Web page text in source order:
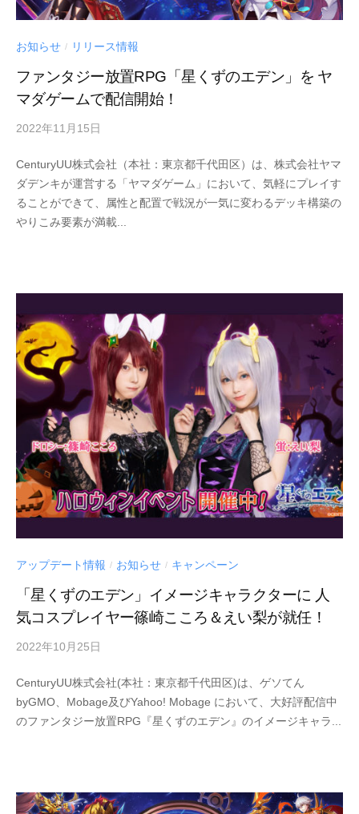
お知らせ / リリース情報
ファンタジー放置RPG「星くずのエデン」を ヤ
マダゲームで配信開始！
2022年11月15日
UU
CenturyUU株式会社（本社：東京都千代田区）は、株式会社ヤマ
ダデンキが運営する「ヤマダゲーム」において、気軽にプレイす
ることができて、属性と配置で戦況が一気に変わるデッキ構築の
やりこみ要素が満載...
アップデート情報 / お知らせ / キャンペーン
「星くずのエデン」イメージキャラクターに 人
気コスプレイヤー篠崎こころ＆えい梨が就任！
2022年10月25日
UU
CenturyUU株式会社(本社：東京都千代田区)は、ゲソてん
byGMO、Mobage及びYahoo! Mobage において、大好評配信中
のファンタジー放置RPG『星くずのエデン』のイメージキャラ...